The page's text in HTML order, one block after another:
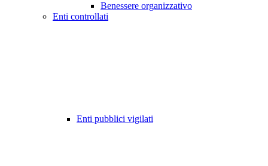
Benessere organizzativo
Enti controllati
Enti pubblici vigilati